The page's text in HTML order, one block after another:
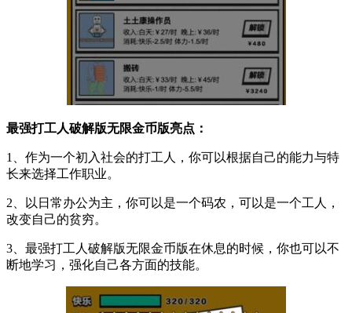
最强打工人破解版无限金币版亮点：
1、作为一个初入社会的打工人，你可以根据自己的能力与特
长来选择工作职业。
2、以日常办公为主，你可以是一个码农，可以是一个工人，
改变自己的贫穷。
3、最强打工人破解版无限金币版在休息的时候，你也可以不
断地学习，强化自己各方面的技能。